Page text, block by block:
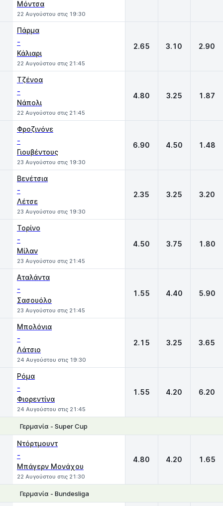
Μόντσα
22 Αυγούστου στις 19:30
Πάρμα
-
Κάλιαρι
22 Αυγούστου στις 21:45
2.65 3.10 2.90
Τζένοα
-
Νάπολι
22 Αυγούστου στις 21:45
4.80 3.25 1.87
Φροζινόνε
-
Γιουβέντους
23 Αυγούστου στις 19:30
6.90 4.50 1.48
Βενέτσια
-
Λέτσε
23 Αυγούστου στις 19:30
2.35 3.25 3.20
Τορίνο
-
Μίλαν
23 Αυγούστου στις 21:45
4.50 3.75 1.80
Αταλάντα
-
Σασουόλο
23 Αυγούστου στις 21:45
1.55 4.40 5.90
Μπολόνια
-
Λάτσιο
24 Αυγούστου στις 19:30
2.15 3.25 3.65
Ρόμα
-
Φιορεντίνα
24 Αυγούστου στις 21:45
1.55 4.20 6.20
Γερμανία - Super Cup
Ντόρτμουντ
-
Μπάγερν Μονάχου
22 Αυγούστου στις 21:30
4.80 4.20 1.65
Γερμανία - Bundesliga